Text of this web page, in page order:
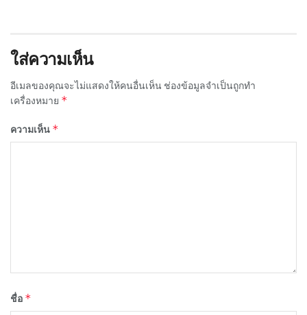
ใส่ความเห็น
อีเมลของคุณจะไม่แสดงให้คนอื่นเห็น ช่องข้อมูลจำเป็นถูกทำ
เครื่องหมาย *
ความเห็น *
ชื่อ *